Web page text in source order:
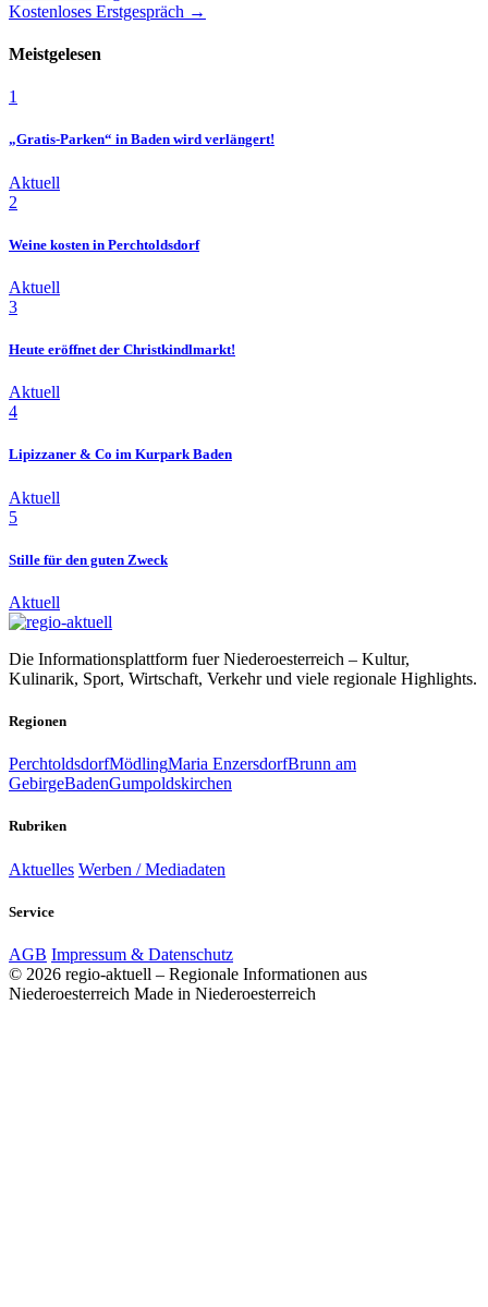
Kostenloses Erstgespräch →
Meistgelesen
1
„Gratis-Parken“ in Baden wird verlängert!
Aktuell
2
Weine kosten in Perchtoldsdorf
Aktuell
3
Heute eröffnet der Christkindlmarkt!
Aktuell
4
Lipizzaner & Co im Kurpark Baden
Aktuell
5
Stille für den guten Zweck
Aktuell
Die Informationsplattform fuer Niederoesterreich – Kultur,
Kulinarik, Sport, Wirtschaft, Verkehr und viele regionale Highlights.
Regionen
PerchtoldsdorfMödlingMaria EnzersdorfBrunn am
GebirgeBadenGumpoldskirchen
Rubriken
Aktuelles Werben / Mediadaten
Service
AGB Impressum & Datenschutz
© 2026 regio-aktuell – Regionale Informationen aus
Niederoesterreich Made in Niederoesterreich